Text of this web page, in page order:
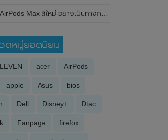
Max สีใหม่ อย่างเป็นทางการแล้ว
ดหมู่ยอดนิยม
acer AirPods
apple Asus bios
Dell Disney+ Dtac
Fanpage firefox